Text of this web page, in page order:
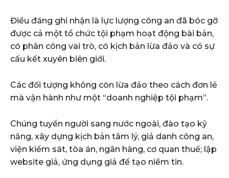
Điều đáng ghi nhận là lực lượng công an đã bóc gỡ
được cả một tổ chức tội phạm hoạt động bài bản,
có phân công vai trò, có kịch bản lừa đảo và có sự
cấu kết xuyên biên giới.
Các đối tượng không còn lừa đảo theo cách đơn lẻ
mà vận hành như một “doanh nghiệp tội phạm”.
Chúng tuyển người sang nước ngoài, đào tạo kỹ
năng, xây dựng kịch bản tâm lý, giả danh công an,
viện kiểm sát, tòa án, ngân hàng, cơ quan thuế; lập
website giả, ứng dụng giả để tạo niềm tin.